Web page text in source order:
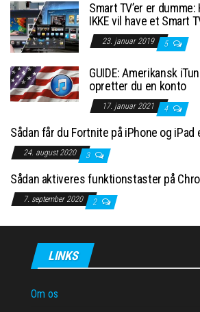
Smart TV’er er
IKKE vil have et Smart
23. januar 2019 5
GUIDE: Amerikansk
opretter du en konto
17. januar 2021 4
Sådan får du Fortnite på iPhone og
24. august 2020 3
Sådan aktiveres funktionstaster på
7. september 2020 2
LINKS
Om os